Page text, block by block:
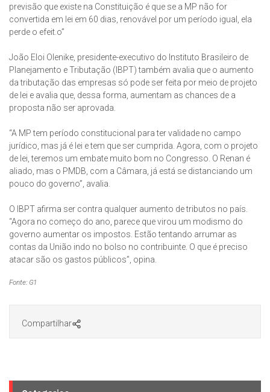
previsão que existe na Constituição é que se a MP não for
convertida em lei em 60 dias, renovável por um período igual, ela
perde o efeit.o”
João Eloi Olenike, presidente-executivo do Instituto Brasileiro de
Planejamento e Tributação (IBPT) também avalia que o aumento
da tributação das empresas só pode ser feita por meio de projeto
de lei e avalia que, dessa forma, aumentam as chances de a
proposta não ser aprovada.
“A MP tem período constitucional para ter validade no campo
jurídico, mas já é lei e tem que ser cumprida. Agora, com o projeto
de lei, teremos um embate muito bom no Congresso. O Renan é
aliado, mas o PMDB, com a Câmara, já está se distanciando um
pouco do governo”, avalia.
O IBPT afirma ser contra qualquer aumento de tributos no país.
“Agora no começo do ano, parece que virou um modismo do
governo aumentar os impostos. Estão tentando arrumar as
contas da União indo no bolso no contribuinte. O que é preciso
atacar são os gastos públicos”, opina.
Fonte: G1
Compartilhar